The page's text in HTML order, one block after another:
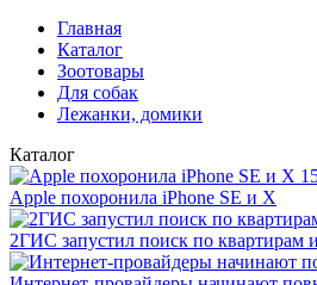
Главная
Каталог
Зоотовары
Для собак
Лежанки, домики
Каталог
Apple похоронила iPhone SE и X
2ГИС запустил поиск по квартирам